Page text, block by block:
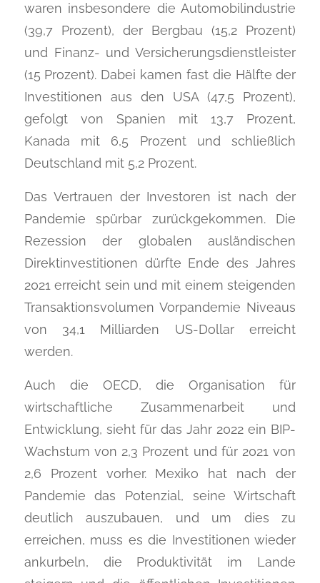
waren insbesondere die Automobilindustrie
(39,7 Prozent), der Bergbau (15,2 Prozent)
und Finanz- und Versicherungsdienstleister
(15 Prozent). Dabei kamen fast die Hälfte der
Investitionen aus den USA (47,5 Prozent),
gefolgt von Spanien mit 13,7 Prozent,
Kanada mit 6,5 Prozent und schließlich
Deutschland mit 5,2 Prozent.
Das Vertrauen der Investoren ist nach der
Pandemie spürbar zurückgekommen. Die
Rezession der globalen ausländischen
Direktinvestitionen dürfte Ende des Jahres
2021 erreicht sein und mit einem steigenden
Transaktionsvolumen Vorpandemie Niveaus
von 34,1 Milliarden US-Dollar erreicht
werden.
Auch die OECD, die Organisation für
wirtschaftliche Zusammenarbeit und
Entwicklung, sieht für das Jahr 2022 ein BIP-
Wachstum von 2,3 Prozent und für 2021 von
2,6 Prozent vorher. Mexiko hat nach der
Pandemie das Potenzial, seine Wirtschaft
deutlich auszubauen, und um dies zu
erreichen, muss es die Investitionen wieder
ankurbeln, die Produktivität im Lande